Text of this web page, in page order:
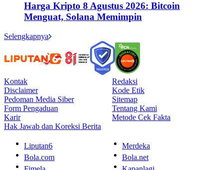
Harga Kripto 8 Agustus 2026: Bitcoin
Menguat, Solana Memimpin
Selengkapnya
Kontak
Redaksi
Disclaimer
Kode Etik
Pedoman Media Siber
Sitemap
Form Pengaduan
Tentang Kami
Karir
Metode Cek Fakta
Hak Jawab dan Koreksi Berita
Liputan6
Merdeka
Bola.com
Bola.net